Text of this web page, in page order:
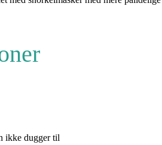
ikke dugger til